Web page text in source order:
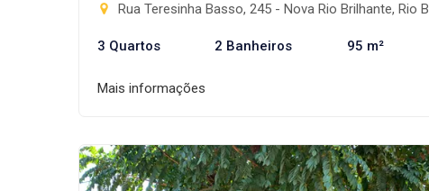
Rua Teresinha Basso, 245 - Nova Rio Brilhante, Rio Brilhante-MS
3 Quartos 2 Banheiros 95 m²
Mais informações